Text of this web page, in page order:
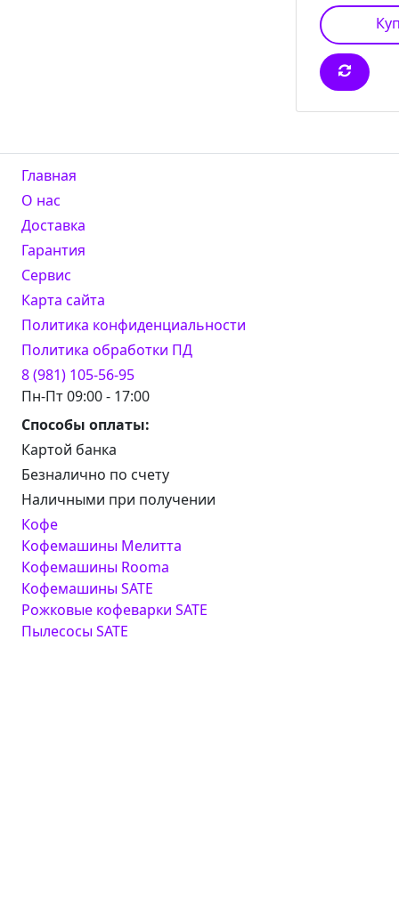
Главная
О нас
Доставка
Гарантия
Сервис
Карта сайта
Политика конфиденциальности
Политика обработки ПД
8 (981) 105-56-95
Пн-Пт 09:00 - 17:00
Способы оплаты:
Картой банка
Безналично по счету
Наличными при получении
Кофе
Кофемашины Мелитта
Кофемашины Rooma
Кофемашины SATE
Рожковые кофеварки SATE
Пылесосы SATE